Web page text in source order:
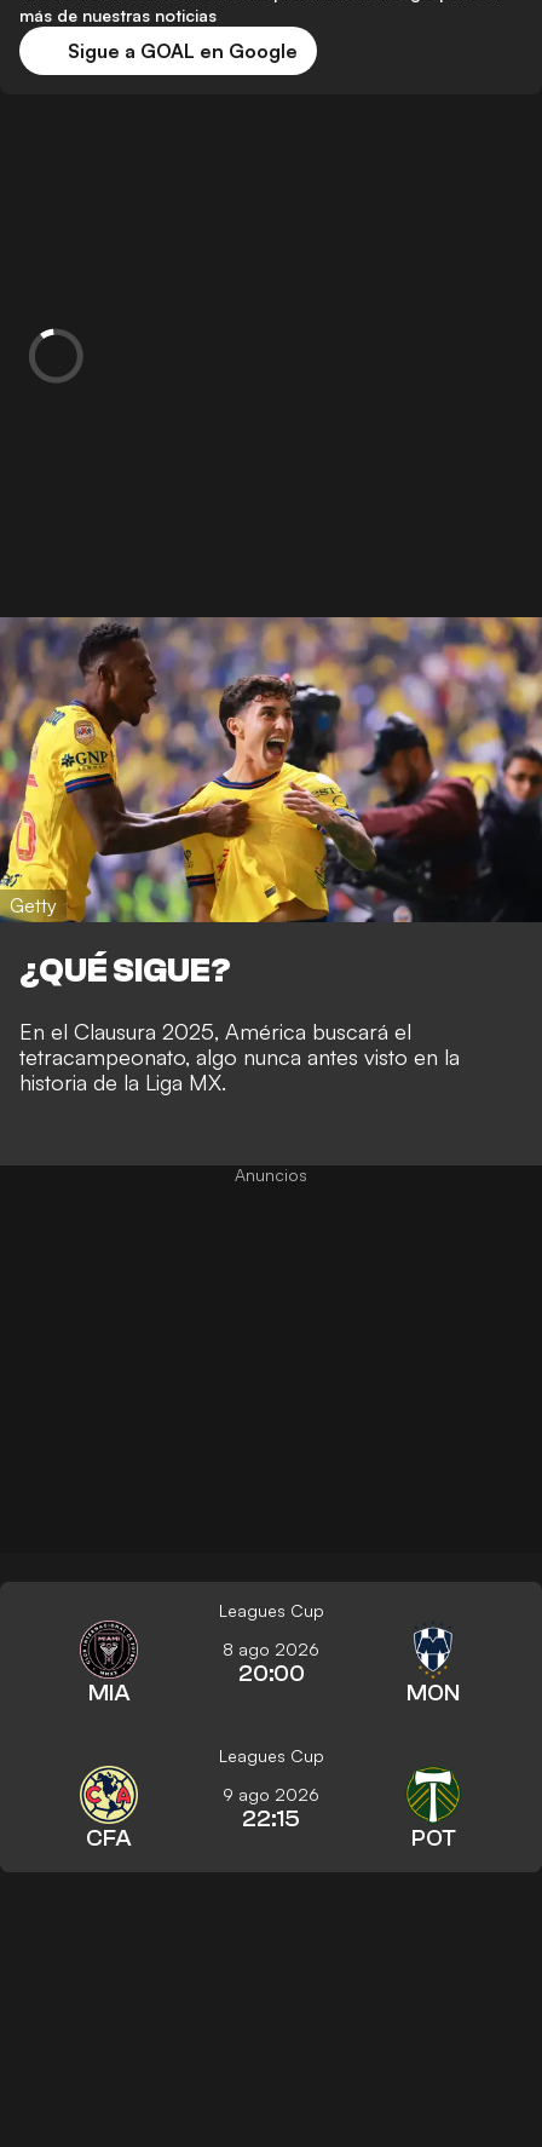
más de nuestras noticias
Sigue a GOAL en Google
Getty
¿QUÉ SIGUE?
En el Clausura 2025, América buscará el
tetracampeonato, algo nunca antes visto en la
historia de la Liga MX.
Leagues Cup
MIA
8 ago 2026
20:00
MON
Leagues Cup
CFA
9 ago 2026
22:15
POT